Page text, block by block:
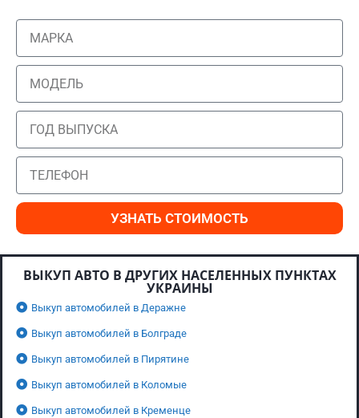
УЗНАТЬ СТОИМОСТЬ
ВЫКУП АВТО В ДРУГИХ НАСЕЛЕННЫХ ПУНКТАХ
УКРАИНЫ
Выкуп автомобилей в Деражне
Выкуп автомобилей в Болграде
Выкуп автомобилей в Пирятине
Выкуп автомобилей в Коломые
Выкуп автомобилей в Кременце